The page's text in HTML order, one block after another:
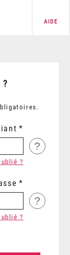
AIDE
?
?
?
?
?